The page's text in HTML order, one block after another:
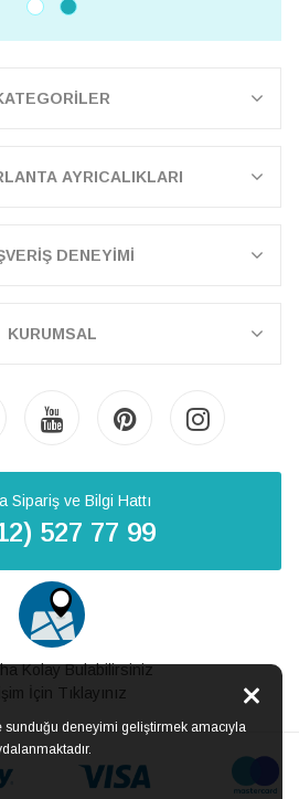
sunduğu deneyimi geliştirmek amacıyla
AYRICALIKLARI
DENEYİMİ
KURUMSAL
Sipariş ve Bilgi Hattı
527 77 99
Kolay Bulabilirsiniz
İçin Tıklayınız